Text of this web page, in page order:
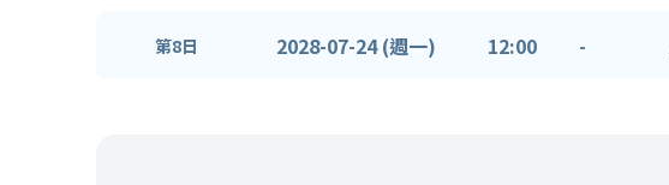
第8日 2028-07-24 (週一) 12:00 -